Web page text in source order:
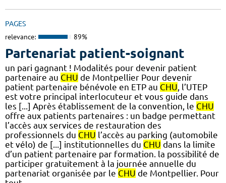
PAGES
relevance: 89%
Partenariat patient-soignant
un pari gagnant ! Modalités pour devenir patient
partenaire au CHU de Montpellier Pour devenir
patient partenaire bénévole en ETP au CHU, l’UTEP
est votre principal interlocuteur et vous guide dans
les [...] Après établissement de la convention, le CHU
offre aux patients partenaires : un badge permettant
l’accès aux services de restauration des
professionnels du CHU l’accès au parking (automobile
et vélo) de [...] institutionnelles du CHU dans la limite
d’un patient partenaire par formation. la possibilité de
participer gratuitement à la journée annuelle du
partenariat organisée par le CHU de Montpellier. Pour